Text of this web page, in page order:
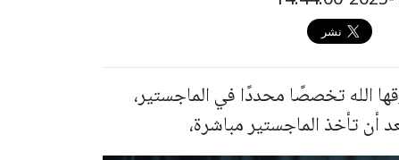
الله تخصصًا محددًا في الماجستير،
تأخذ الماجستير مباشرة،